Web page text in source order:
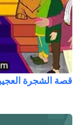
قصة الشجرة